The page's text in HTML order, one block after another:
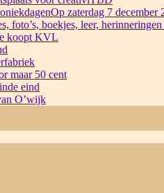
Op zaterdag 7
foto’s, boekjes, leer,
koopt KVL
maar 50 cent
eind
O’wijk